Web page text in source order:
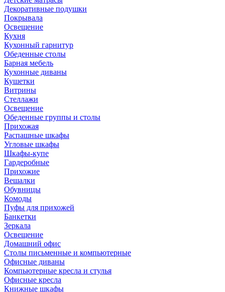
Декоративные подушки
Покрывала
Освещение
Кухня
Кухонный гарнитур
Обеденные столы
Барная мебель
Кухонные диваны
Кушетки
Витрины
Стеллажи
Освещение
Обеденные группы и столы
Прихожая
Распашные шкафы
Угловые шкафы
Шкафы-купе
Гардеробные
Прихожие
Вешалки
Обувницы
Комоды
Пуфы для прихожей
Банкетки
Зеркала
Освещение
Домашний офис
Столы письменные и компьютерные
Офисные диваны
Компьютерные кресла и стулья
Офисные кресла
Книжные шкафы